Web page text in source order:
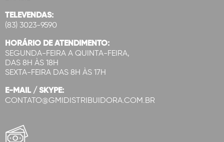
TELEVENDAS:
(83) 3023-9590
HORÁRIO DE ATENDIMENTO:
SEGUNDA-FEIRA A QUINTA-FEIRA,
DAS 8H ÀS 18H
SEXTA-FEIRA DAS 8H ÀS 17H
E-MAIL / SKYPE:
CONTATO@GMIDISTRIBUIDORA.COM.BR